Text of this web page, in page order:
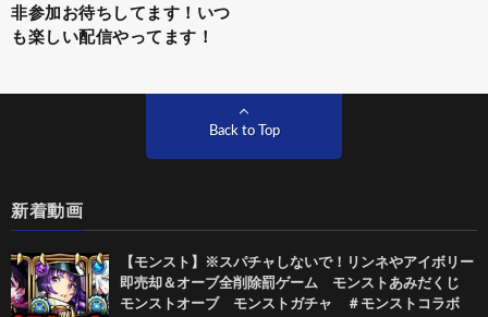
非参加お待ちしてます！いつ
も楽しい配信やってます！
Back to Top
新着動画
【モンスト】※スパチャしないで！リンネやアイボリー
即売却＆オーブ全削除罰ゲーム モンストあみだくじ
モンストオーブ モンストガチャ ＃モンストコラボ